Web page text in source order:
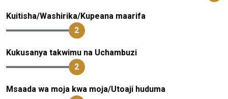
Kuitisha/Washirika/Kupeana maarifa
2
Kukusanya takwimu na Uchambuzi
2
Msaada wa moja kwa moja/Utoaji huduma